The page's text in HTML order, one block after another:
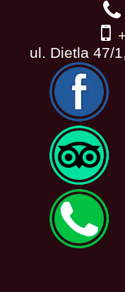
ul. Dietla 47/